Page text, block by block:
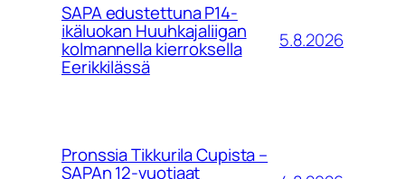
SAPA edustettuna P14-
ikäluokan Huuhkajaliigan
kolmannella kierroksella
Eerikkilässä
5.8.2026
Pronssia Tikkurila Cupista –
SAPAn 12-vuotiaat